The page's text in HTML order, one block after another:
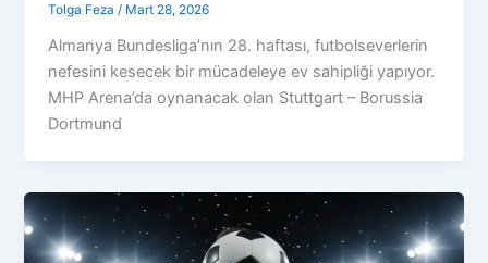
Tolga Feza/ Mart 28, 2026
Almanya Bundesliga’nın 28. haftası, futbolseverlerin
nefesini kesecek bir mücadeleye ev sahipliği yapıyor.
MHP Arena’da oynanacak olan Stuttgart – Borussia
Dortmund